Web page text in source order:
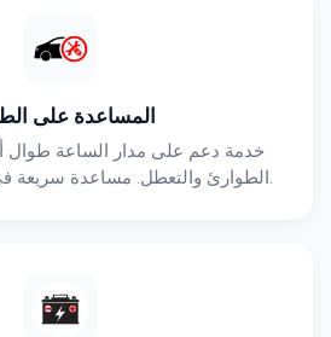
المساعدة على
خدمة دعم على مدار الساعة طوال
الطوارئ والتعطل. مساعدة سريعة في أي وقت وأي مكان.